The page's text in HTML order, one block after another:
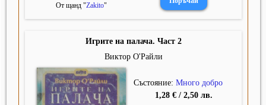
От щанд "Zakito"
Игрите на палача. Част 2
Виктор О'Райли
Състояние: Много добро
1,28 € / 2,50 лв.